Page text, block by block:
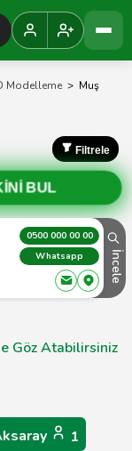
Modelleme > Muş
Filtrele
BUL
0500 000 00 00
Whatsapp
İncele
Göz Atabilirsiniz
1